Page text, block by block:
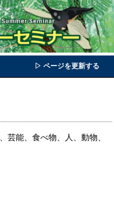
▷ ページを更新する
芸能、食べ物、人、動物、